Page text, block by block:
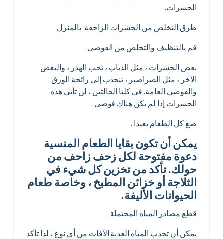
الحشرات.
طرق التخلص من الحشرات الزاحفة بالمنزل
قم بالتنظيف والتخلص من الفوضى .
بعض الحشرات ، مثل الذباب ، تحب الهدر ، والبعض
الآخر ، مثل الصراصير ، تنجذب إلى رائحة الورق
والفوضى العامة. في كلتا الحالتين ، لن تأتي هذه
الحشرات إذا لم يكن هناك فوضى .
ضع كل الطعام بعيدا .
يمكن أن تكون بقايا الطعام المنسية
دعوة مفتوحة لكل زحف زاحف من
حولك. تأكد من تخزين كل شيء في
الثلاجة أو خزائن المطبخ ، وخاصة طعام
الحيوانات الأليفة.
قطع مصادر المياه المحتملة .
يمكن أن تجذب المياه العذبة الآفات من أي نوع ، لذا تأكد